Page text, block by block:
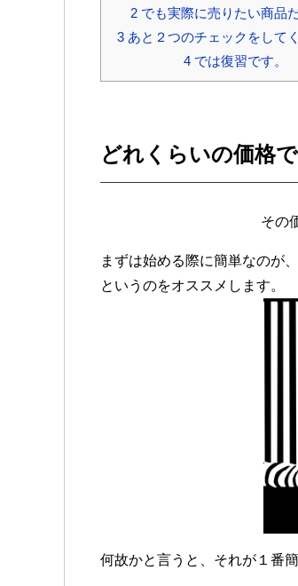
2でも実際に売りたい商品
3あと２つのチェックをしてく
4では復習です。
どれくらいの価格
その
まずは始める際に簡単なのが
というのをオススメします。
何故かと言うと、それが１番